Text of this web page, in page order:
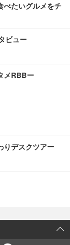
べたいグルメをチ
ビュー
メRBBー
りデスクツアー